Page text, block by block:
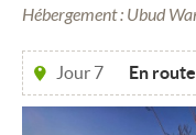
Hébergement : Ubud
Jour 7 En